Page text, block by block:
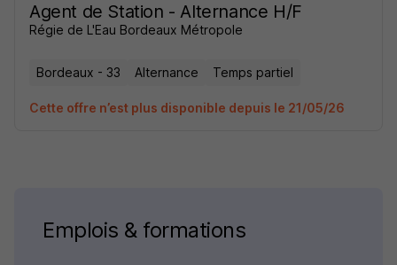
Agent de Station - Alternance H/F
Régie de L'Eau Bordeaux Métropole
Bordeaux - 33 Alternance Temps partiel
Cette offre n’est plus disponible depuis le 21/05/26
Emplois & formations